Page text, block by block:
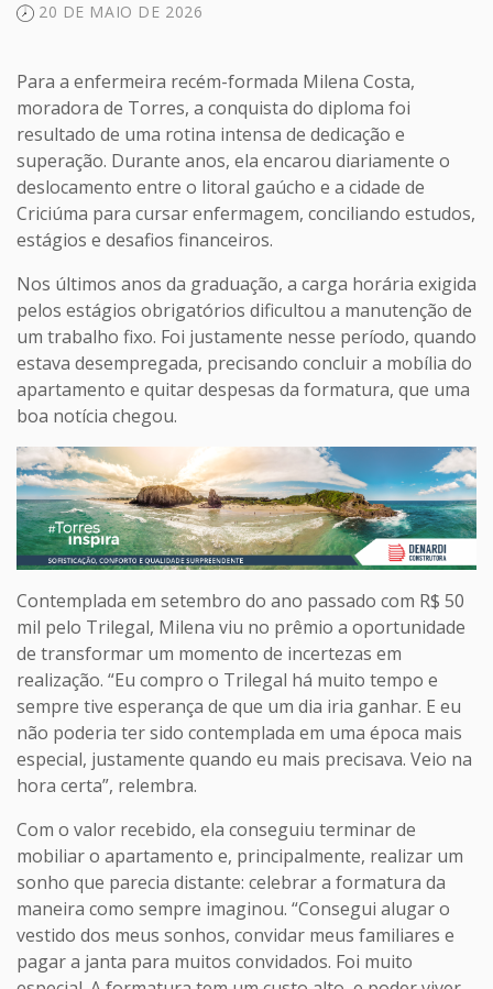
20 DE MAIO DE 2026
Para a enfermeira recém-formada Milena Costa,
moradora de Torres, a conquista do diploma foi
resultado de uma rotina intensa de dedicação e
superação. Durante anos, ela encarou diariamente o
deslocamento entre o litoral gaúcho e a cidade de
Criciúma para cursar enfermagem, conciliando estudos,
estágios e desafios financeiros.
Nos últimos anos da graduação, a carga horária exigida
pelos estágios obrigatórios dificultou a manutenção de
um trabalho fixo. Foi justamente nesse período, quando
estava desempregada, precisando concluir a mobília do
apartamento e quitar despesas da formatura, que uma
boa notícia chegou.
Contemplada em setembro do ano passado com R$ 50
mil pelo Trilegal, Milena viu no prêmio a oportunidade
de transformar um momento de incertezas em
realização. “Eu compro o Trilegal há muito tempo e
sempre tive esperança de que um dia iria ganhar. E eu
não poderia ter sido contemplada em uma época mais
especial, justamente quando eu mais precisava. Veio na
hora certa”, relembra.
Com o valor recebido, ela conseguiu terminar de
mobiliar o apartamento e, principalmente, realizar um
sonho que parecia distante: celebrar a formatura da
maneira como sempre imaginou. “Consegui alugar o
vestido dos meus sonhos, convidar meus familiares e
pagar a janta para muitos convidados. Foi muito